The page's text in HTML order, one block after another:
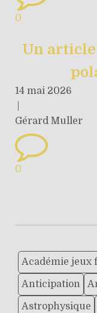
0
Un
14 mai 2026
Gérard Muller
0
Académie jeux
Anticipation
Astrophysique